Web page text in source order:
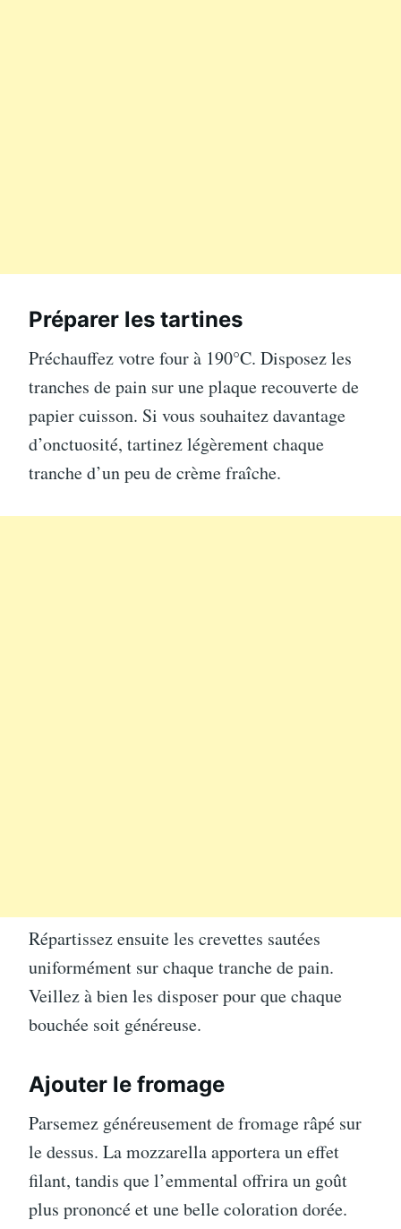
Préparer les tartines
Préchauffez votre four à 190°C. Disposez les
tranches de pain sur une plaque recouverte de
papier cuisson. Si vous souhaitez davantage
d’onctuosité, tartinez légèrement chaque
tranche d’un peu de crème fraîche.
Répartissez ensuite les crevettes sautées
uniformément sur chaque tranche de pain.
Veillez à bien les disposer pour que chaque
bouchée soit généreuse.
Ajouter le fromage
Parsemez généreusement de fromage râpé sur
le dessus. La mozzarella apportera un effet
filant, tandis que l’emmental offrira un goût
plus prononcé et une belle coloration dorée.